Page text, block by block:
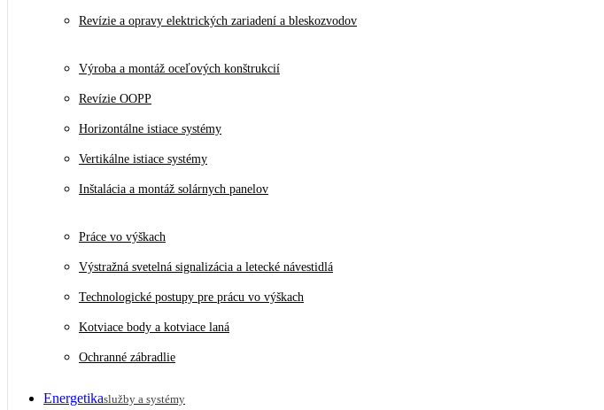
Revízie a opravy elektrických zariadení a bleskozvodov
Výroba a montáž oceľových konštrukcií
Revízie OOPP
Horizontálne istiace systémy
Vertikálne istiace systémy
Inštalácia a montáž solárnych panelov
Práce vo výškach
Výstražná svetelná signalizácia a letecké návestidlá
Technologické postupy pre prácu vo výškach
Kotviace body a kotviace laná
Ochranné zábradlie
Energetikaslužby a systémy